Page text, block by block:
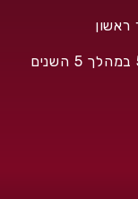
החייל לא קיבל את מלגת עמותה 55 במהלך 5 השנים